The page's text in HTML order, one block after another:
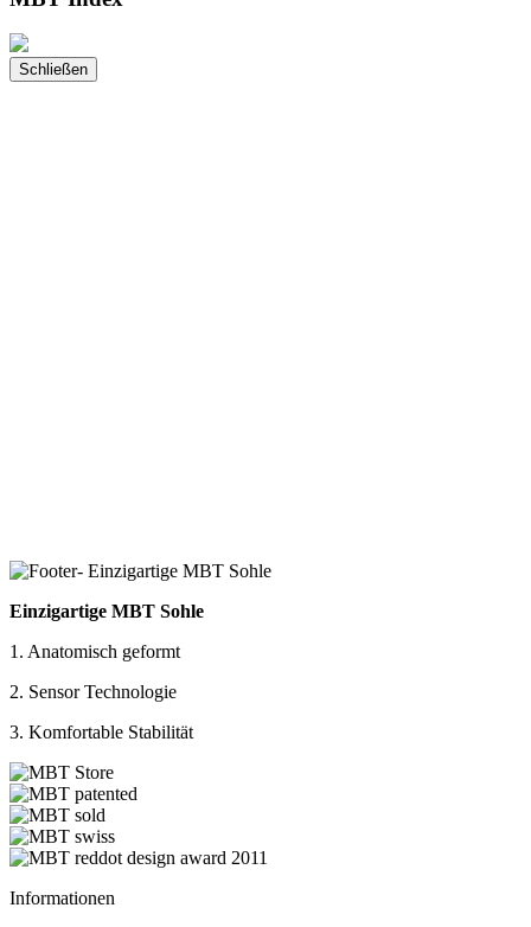
Schließen
Einzigartige MBT Sohle
1. Anatomisch geformt
2. Sensor Technologie
3. Komfortable Stabilität
Informationen